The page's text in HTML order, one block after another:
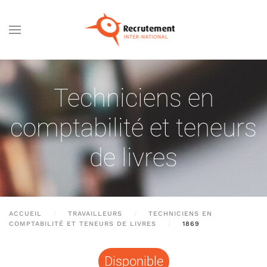
Passer au contenu principal
Techniciens en
comptabilité et teneurs
de livres
ACCUEIL TRAVAILLEURS
TECHNICIENS EN
COMPTABILITÉ ET TENEURS DE LIVRES
1869
Disponible